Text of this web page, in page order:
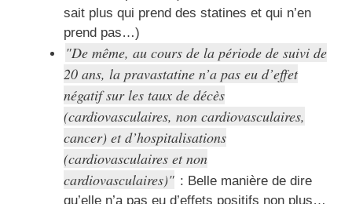
sait plus qui prend des statines et qui n’en
prend pas…)
De même, au cours de la période de suivi de
20 ans, la pravastatine n’a pas eu d’effet
négatif sur les taux de décès
(cardiovasculaires, non cardiovasculaires,
cancer) et d’hospitalisations
(cardiovasculaires et non
cardiovasculaires)
: Belle manière de dire
qu’elle n’a pas eu d’effets positifs non plus…